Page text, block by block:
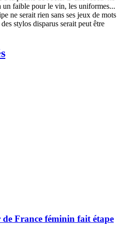
un faible pour le vin, les uniformes...
ne serait rien sans ses jeux de mots
stylos disparus serait peut être
France féminin fait étape